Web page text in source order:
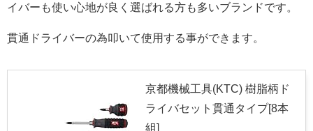
イバーも使い心地が良く選ばれる方も多いブランドです。
貫通ドライバーの為叩いて使用する事ができます。
京都機械工具(KTC) 樹脂柄ド
ライバセット貫通タイプ[8本
組]